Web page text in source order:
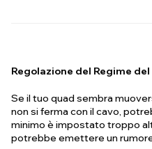
Regolazione del Regime
Se il tuo quad sembra
non si ferma con il cavo,
minimo è impostato troppo
potrebbe emettere un